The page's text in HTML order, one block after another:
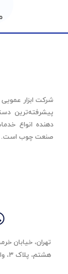
پیشرفته‌ترین
دهنده انواع
صنعت چوب است.
تهران، خیابان
هشتم، پلاک ۳، واحد ٢، کدپستی: ۱۵۳۳۸۴۳۸۱۳